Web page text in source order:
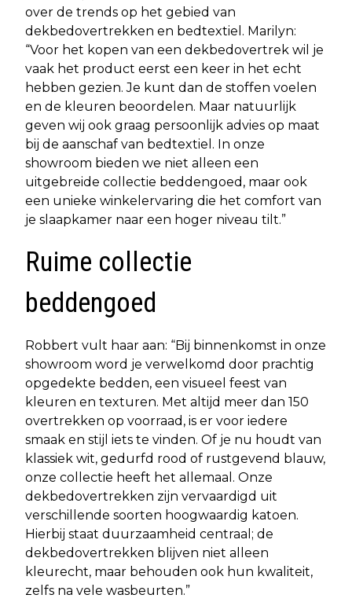
over de trends op het gebied van
dekbedovertrekken en bedtextiel. Marilyn:
“Voor het kopen van een dekbedovertrek wil je
vaak het product eerst een keer in het echt
hebben gezien. Je kunt dan de stoffen voelen
en de kleuren beoordelen. Maar natuurlijk
geven wij ook graag persoonlijk advies op maat
bij de aanschaf van bedtextiel. In onze
showroom bieden we niet alleen een
uitgebreide collectie beddengoed, maar ook
een unieke winkelervaring die het comfort van
je slaapkamer naar een hoger niveau tilt.”
Ruime collectie
beddengoed
Robbert vult haar aan: “Bij binnenkomst in onze
showroom word je verwelkomd door prachtig
opgedekte bedden, een visueel feest van
kleuren en texturen. Met altijd meer dan 150
overtrekken op voorraad, is er voor iedere
smaak en stijl iets te vinden. Of je nu houdt van
klassiek wit, gedurfd rood of rustgevend blauw,
onze collectie heeft het allemaal. Onze
dekbedovertrekken zijn vervaardigd uit
verschillende soorten hoogwaardig katoen.
Hierbij staat duurzaamheid centraal; de
dekbedovertrekken blijven niet alleen
kleurecht, maar behouden ook hun kwaliteit,
zelfs na vele wasbeurten.”